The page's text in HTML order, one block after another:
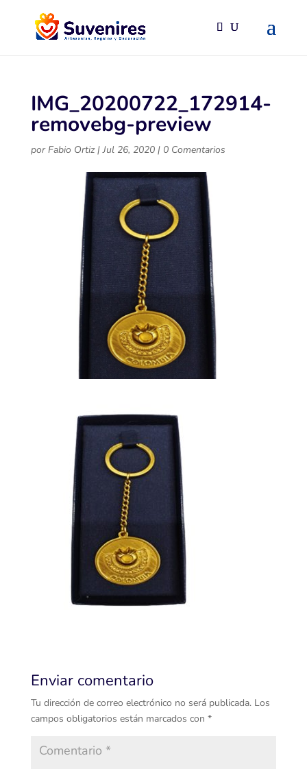
IMG_20200722_172914-
removebg-preview
porFabio Ortiz|Jul 26, 2020| 0 Comentarios
Enviar comentario
Tu dirección de correo electrónico no será publicada. Los
campos obligatorios están marcados con *